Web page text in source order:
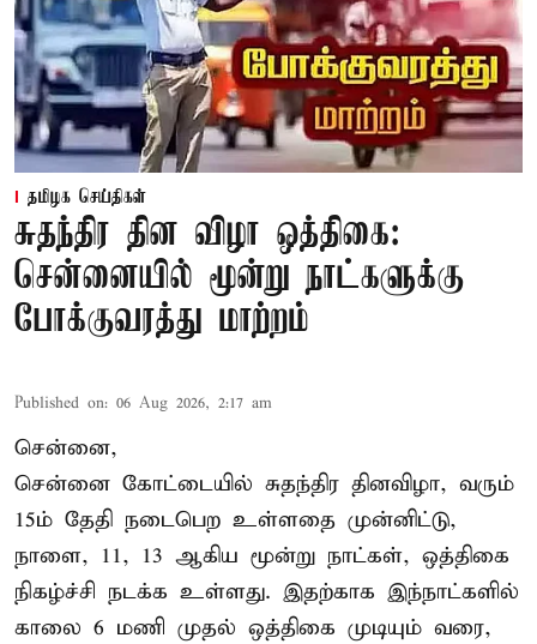
தமிழக செய்திகள்
சுதந்திர தின விழா ஒத்திகை:
சென்னையில் மூன்று நாட்களுக்கு
போக்குவரத்து மாற்றம்
Published on: 06 Aug 2026, 2:17 am
சென்னை,
சென்னை கோட்டையில் சுதந்திர தினவிழா, வரும்
15ம் தேதி நடைபெற உள்ளதை முன்னிட்டு,
நாளை, 11, 13 ஆகிய மூன்று நாட்கள், ஒத்திகை
நிகழ்ச்சி நடக்க உள்ளது. இதற்காக இந்நாட்களில்
காலை 6 மணி முதல் ஒத்திகை முடியும் வரை,